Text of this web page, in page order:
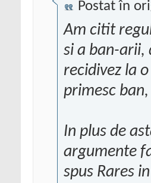
Postat în
Am citit
si a ban-arii,
recidivez la
primesc
In plus de
argumente
spus Rares